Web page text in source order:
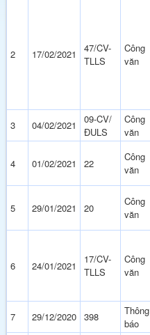
2 17/02/2021
47/CV-
TLLS
Công
văn
3
04/02/2021
09-CV/
ĐULS
Công
văn
4 01/02/2021 22
Công
văn
5 29/01/2021 20
Công
văn
6 24/01/2021
17/CV-
TLLS
Công
văn
7
29/12/2020 398
Thông
báo